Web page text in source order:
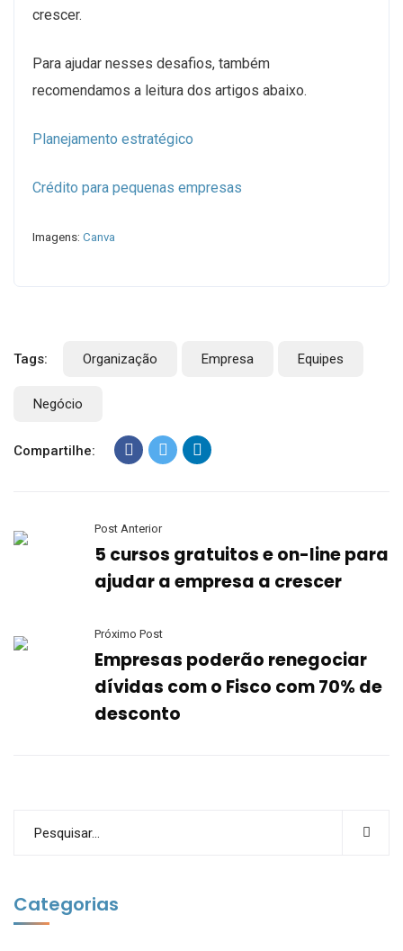
crescer.
Para ajudar nesses desafios, também
recomendamos a leitura dos artigos abaixo.
Planejamento estratégico
Crédito para pequenas empresas
Imagens: Canva
Tags: Organização Empresa Equipes
Negócio
Compartilhe:
Post Anterior
5 cursos gratuitos e on-line para
ajudar a empresa a crescer
Próximo Post
Empresas poderão renegociar
dívidas com o Fisco com 70% de
desconto
Categorias